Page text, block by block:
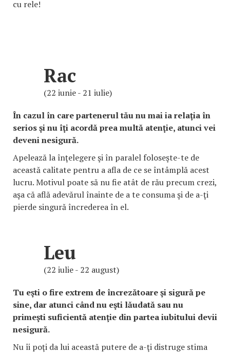
cu rele!
Rac
(22 iunie - 21 iulie)
În cazul în care partenerul tău nu mai ia relaţia în
serios şi nu îţi acordă prea multă atenţie, atunci vei
deveni nesigură.
Apelează la înţelegere şi în paralel foloseşte-te de
această calitate pentru a afla de ce se întâmplă acest
lucru. Motivul poate să nu fie atât de rău precum crezi,
aşa că află adevărul înainte de a te consuma şi de a-ţi
pierde singură încrederea în el.
Leu
(22 iulie - 22 august)
Tu eşti o fire extrem de încrezătoare şi sigură pe
sine, dar atunci când nu eşti lăudată sau nu
primeşti suficientă atenţie din partea iubitului devii
nesigură.
Nu îi poţi da lui această putere de a-ţi distruge stima